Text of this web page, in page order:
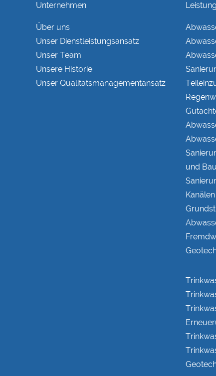
Unternehmen
Über uns
Unser Dienstleistungsansatz
Unser Team
Unsere Historie
Unser Qualitätsmanagementansatz
und